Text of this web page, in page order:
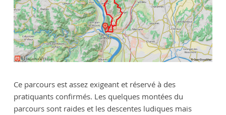
Ce parcours est assez exigeant et réservé à des
pratiquants confirmés. Les quelques montées du
parcours sont raides et les descentes ludiques mais